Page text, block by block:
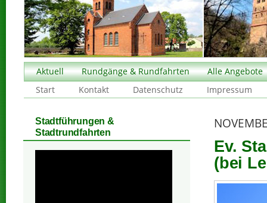
Aktuell Rundgänge & Rundfahrten
Alle Angebote
Start
Kontakt Datenschutz Impressum
Ev.
(bei
Stadtführungen &
Stadtrundfahrten